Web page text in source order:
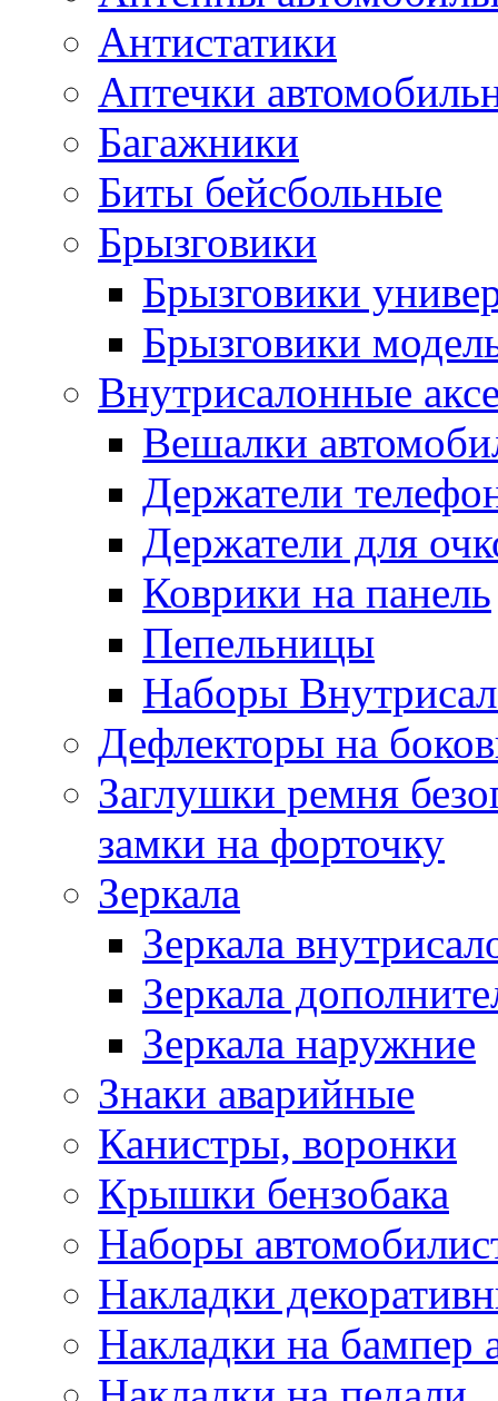
Антистатики
Аптечки
Багажники
Биты бейсбольные
Брызговики
Брызговики
Брызговики
Внутрисалонные
Вешалки
Держатели
Держатели для
Коврики на панель
Пепельницы
Наборы
Дефлекторы на
Заглушки ремня
замки на форточку
Зеркала
Зеркала
Зеркала
Зеркала наружние
Знаки аварийные
Канистры, воронки
Крышки бензобака
Наборы
Накладки
Накладки на бампер